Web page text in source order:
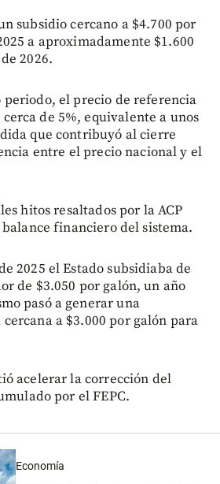
subsidio cercano a $4.700 por
a aproximadamente $1.600
2026.
periodo, el precio de referencia
de 5%, equivalente a unos
que contribuyó al cierre
entre el precio nacional y el
hitos resaltados por la ACP
financiero del sistema.
2025 el Estado subsidiaba de
de $3.050 por galón, un año
pasó a generar una
a $3.000 por galón para
acelerar la corrección del
por el FEPC.
Economía